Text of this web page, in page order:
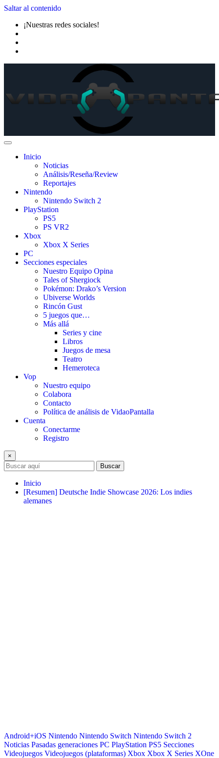
Saltar al contenido
¡Nuestras redes sociales!
Inicio
Noticias
Análisis/Reseña/Review
Reportajes
Nintendo
Nintendo Switch 2
PlayStation
PS5
PS VR2
Xbox
Xbox X Series
PC
Secciones especiales
Nuestro Equipo Opina
Tales of Shergiock
Pokémon: Drako’s Version
Ubiverse Worlds
Rincón Gust
5 juegos que…
Más allá
Series y cine
Libros
Juegos de mesa
Teatro
Hemeroteca
Vop
Nuestro equipo
Colabora
Contacto
Política de análisis de VidaoPantalla
Cuenta
Conectarme
Registro
×
Buscar
Inicio
[Resumen] Deutsche Indie Showcase 2026: Los indies
alemanes
Android+iOS Nintendo Nintendo Switch Nintendo Switch 2
Noticias Pasadas generaciones PC PlayStation PS5 Secciones
Videojuegos Videojuegos (plataformas) Xbox Xbox X Series XOne